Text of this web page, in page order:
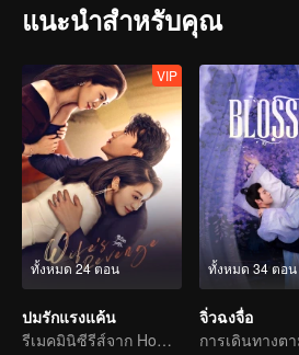
แนะนำสำหรับคุณ
ทั้งหมด 24 ตอน
VIP
ปมรักแรงแค้น
รีเมคมินิซีรีส์จาก Home Temptation
ทั้งหมด 34 ตอน
จิ่วฉงจื่อ